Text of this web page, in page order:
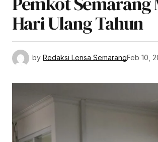
Hari Ulang Tahun
by Redaksi Lensa SemarangFeb 10,